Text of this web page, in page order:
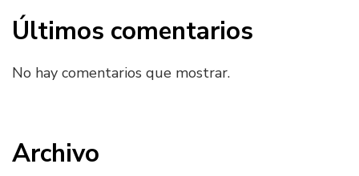
Últimos comentarios
No hay comentarios que mostrar.
Archivo